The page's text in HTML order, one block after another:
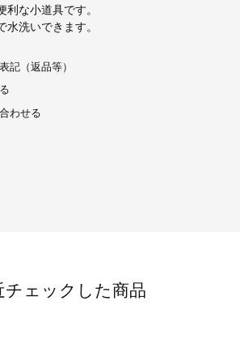
な小道具です。
水洗いできます。
記（返品等）
わせる
チェックした商品